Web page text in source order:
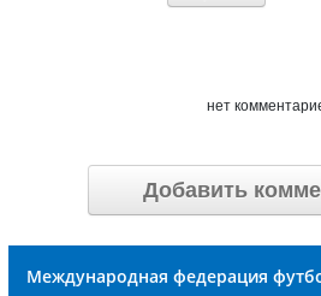
нет
Добавить
Международная федерация